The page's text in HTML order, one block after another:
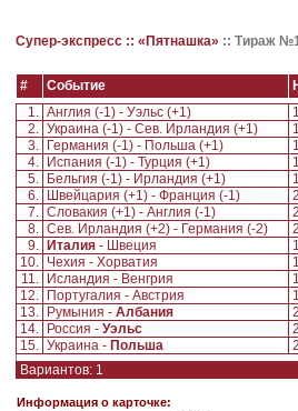
Супер-экспресс :: «Пятнашка» :: Тираж
# Событие
1. Англия (-1) - Уэльс (+1)
2. Украина (-1) - Сев. Ирландия (+1)
3.
Германия (-1) - Польша (+1)
4.
Испания (-1) - Турция (+1)
5.
Бельгия (-1) - Ирландия (+1)
6.
Швейцария (+1) - Франция (-1)
7. Словакия (+1) - Англия (-1)
8. Сев. Ирландия (+2) - Германия (-2)
9.
Италия - Швеция
10. Чехия - Хорватия
11.
Исландия - Венгрия
12.
Португалия - Австрия
13.
Румыния - Албания
14.
Россия - Уэльс
15. Украина - Польша
Вариантов: 1
Информация о карточке: